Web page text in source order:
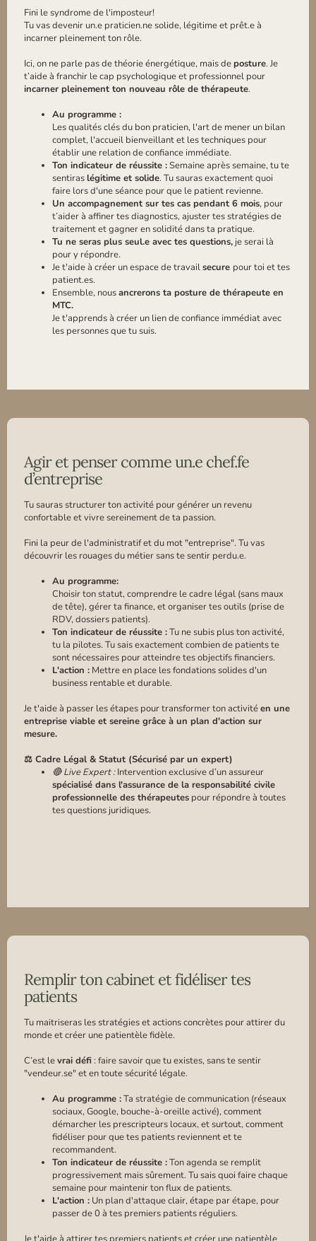
Fini le syndrome de l'imposteur!
Tu vas devenir un.e praticien.ne solide, légitime et prêt.e à
incarner pleinement ton rôle.
Ici, on ne parle pas de théorie énergétique, mais deposture. Je
t’aide à franchir le cap psychologique et professionnel pour
incarner pleinement ton nouveau rôle de thérapeute.
Au programme :
Les qualités clés du bon praticien, l'art de mener un bilan
complet, l'accueil bienveillant et les techniques pour
établir une relation de confiance immédiate.
Ton indicateur de réussite :Semaine après semaine, tu te
sentiraslégitime et solide. Tu sauras exactement quoi
faire lors d'une séance pour que le patient revienne.
Un accompagnement sur tes cas pendant 6 mois, pour
t’aider à affiner tes diagnostics, ajuster tes stratégies de
traitement et gagner en solidité dans ta pratique.
Tu ne seras plus seul.e avec tes questions, je serai là
pour y répondre.
Je t'aide à créer un espace de travailsecure pour toi et tes
patient.es.
Ensemble, nousancrerons ta posture de thérapeute en
MTC.
Je t'apprends à créer un lien de confiance immédiat avec
les personnes que tu suis.
Agir et penser comme un.e chef.fe
d’entreprise
Tu sauras structurer ton activité pour générer un revenu
confortable et vivre sereinement de ta passion.
Fini la peur de l'administratif et du mot "entreprise". Tu vas
découvrir les rouages du métier sans te sentir perdu.e.
Au programme:
Choisir ton statut, comprendre le cadre légal (sans maux
de tête), gérer ta finance, et organiser tes outils (prise de
RDV, dossiers patients).
Ton indicateur de réussite :Tu ne subis plus ton activité,
tu la pilotes. Tu sais exactement combien de patients te
sont nécessaires pour atteindre tes objectifs financiers.
L'action : Mettre en place les fondations solides d'un
business rentable et durable.
Je t'aide à passer les étapes pour transformer ton activitéen une
entreprise viable et sereine grâce à un plan d'action sur
mesure.
⚖️ Cadre Légal & Statut (Sécurisé par un expert)
🔴 Live Expert :Intervention exclusive d’un assureur
spécialisé dans l'assurance de la responsabilité civile
professionnelle des thérapeutes pour répondre à toutes
tes questions juridiques.
Remplir ton cabinet et fidéliser tes
patients
Tu maitriseras les stratégies et actions concrètes pour attirer du
monde et créer une patientèle fidèle.
C’est levrai défi : faire savoir que tu existes, sans te sentir
"vendeur.se" et en toute sécurité légale.
Au programme :Ta stratégie de communication (réseaux
sociaux, Google, bouche-à-oreille activé), comment
démarcher les prescripteurs locaux, et surtout, comment
fidéliser pour que tes patients reviennent et te
recommandent.
Ton indicateur de réussite :Ton agenda se remplit
progressivement mais sûrement. Tu sais quoi faire chaque
semaine pour maintenir ton flux de patients.
L'action : Un plan d'attaque clair, étape par étape, pour
passer de 0 à tes premiers patients réguliers.